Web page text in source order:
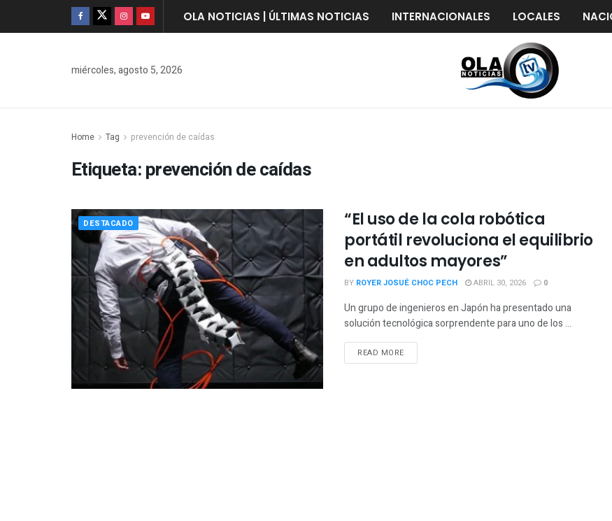
OLA NOTICIAS | ÚLTIMAS NOTICIAS INTERNACIONALES LOCALES
miércoles, agosto 5, 2026
Home Tag prevención de caídas
Etiqueta:prevención de caídas
DESTACADO
“El uso de la cola robótica
portátil revoluciona el equilibrio
en adultos mayores”
BY ROYER JOSUÉ CHOC PECH ABRIL 30, 2026 0
Un grupo de ingenieros en Japón ha presentado una
solución tecnológica sorprendente para uno de los ...
READ MORE